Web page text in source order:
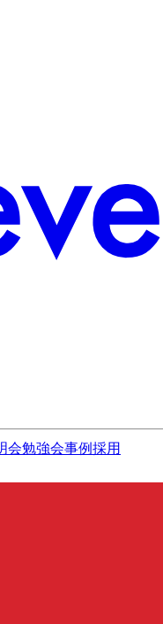
会勉強会事例採用